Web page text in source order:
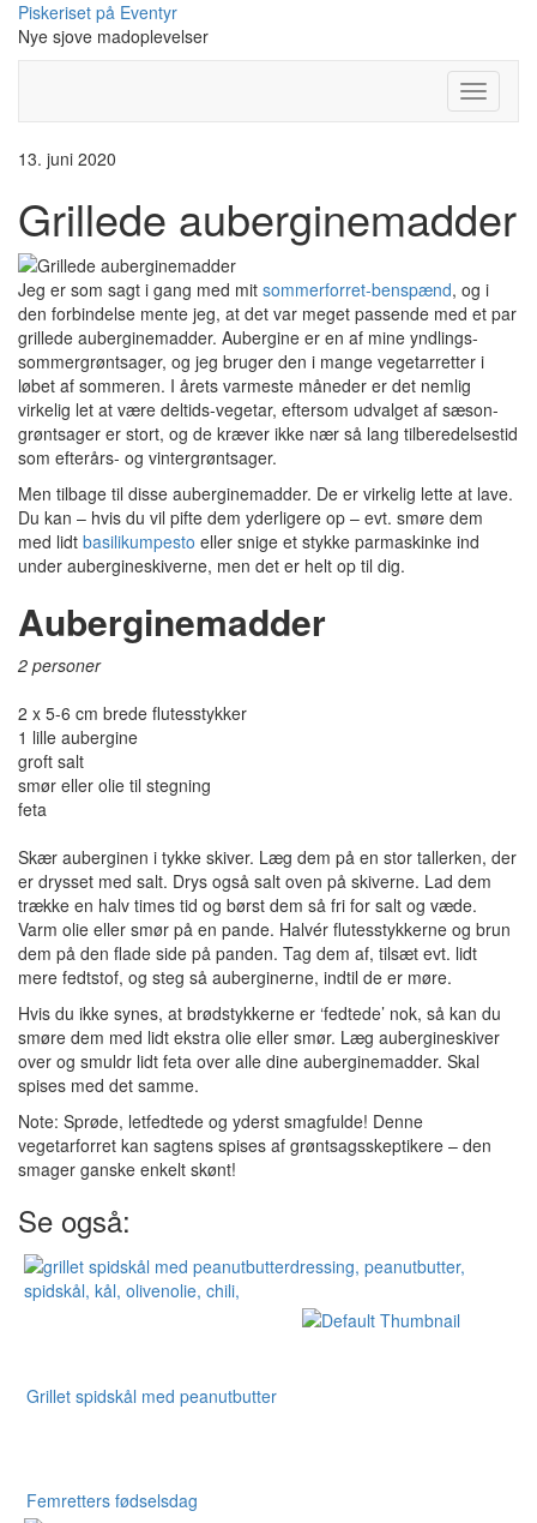
Skip
content
Piskeriset på Eventyr
Nye sjove madoplevelser
Toggle
13. juni 2020
Grillede auberginemadder
Jeg er som sagt i gang med mit sommerforret-benspænd, og i
den forbindelse mente jeg, at det var meget passende med et par
grillede auberginemadder. Aubergine er en af mine yndlings-
sommergrøntsager, og jeg bruger den i mange vegetarretter i
løbet af sommeren. I årets varmeste måneder er det nemlig
virkelig let at være deltids-vegetar, eftersom udvalget af sæson-
grøntsager er stort, og de kræver ikke nær så lang tilberedelsestid
som efterårs- og vintergrøntsager.
Men tilbage til disse auberginemadder. De er virkelig lette at lave.
Du kan – hvis du vil pifte dem yderligere op – evt. smøre dem
med lidt basilikumpesto eller snige et stykke parmaskinke ind
under aubergineskiverne, men det er helt op til dig.
Auberginemadder
2 personer
2 x 5-6 cm brede flutesstykker
1 lille aubergine
groft salt
smør eller olie til stegning
feta
Skær auberginen i tykke skiver. Læg dem på en stor tallerken, der
er drysset med salt. Drys også salt oven på skiverne. Lad dem
trække en halv times tid og børst dem så fri for salt og væde.
Varm olie eller smør på en pande. Halvér flutesstykkerne og brun
dem på den flade side på panden. Tag dem af, tilsæt evt. lidt
mere fedtstof, og steg så auberginerne, indtil de er møre.
Hvis du ikke synes, at brødstykkerne er ‘fedtede’ nok, så kan du
smøre dem med lidt ekstra olie eller smør. Læg aubergineskiver
over og smuldr lidt feta over alle dine auberginemadder. Skal
spises med det samme.
Note: Sprøde, letfedtede og yderst smagfulde! Denne
vegetarforret kan sagtens spises af grøntsagsskeptikere – den
smager ganske enkelt skønt!
Se også:
Grillet spidskål med peanutbutter
Femretters fødselsdag